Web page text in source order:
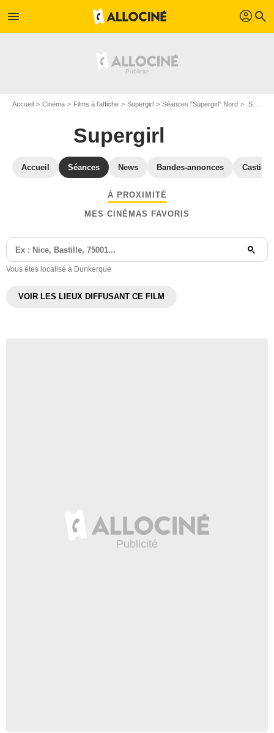
menu profil search
Accueil Cinéma Films à l'affiche Supergirl Séances "Supergirl" Nord Séances et horaires Supergirl à Dunkerque (59140)
Supergirl
Accueil Séances News Bandes-annonces Casting
À PROXIMITÉ
MES CINÉMAS FAVORIS
Vous êtes localisé à Dunkerque
VOIR LES LIEUX DIFFUSANT CE FILM